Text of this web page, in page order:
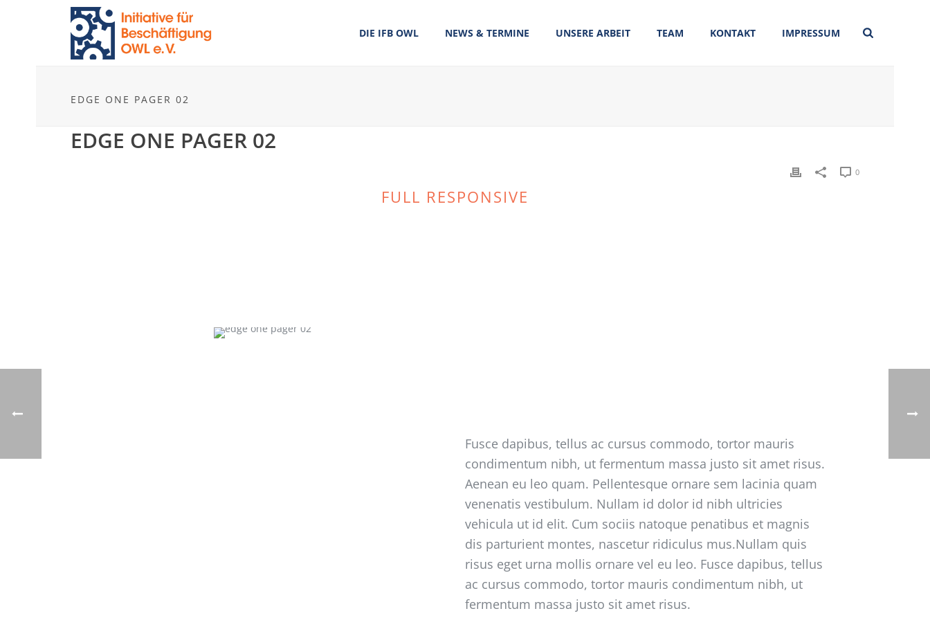
DIE IFB OWL NEWS & TERMINE UNSERE ARBEIT TEAM KONTAKT IMPRESSUM
EDGE ONE PAGER 02
EDGE ONE PAGER 02
0
FULL RESPONSIVE
Fusce dapibus, tellus ac cursus commodo, tortor mauris
condimentum nibh, ut fermentum massa justo sit amet risus.
Aenean eu leo quam. Pellentesque ornare sem lacinia quam
venenatis vestibulum. Nullam id dolor id nibh ultricies
vehicula ut id elit. Cum sociis natoque penatibus et magnis
dis parturient montes, nascetur ridiculus mus.Nullam quis
risus eget urna mollis ornare vel eu leo. Fusce dapibus, tellus
ac cursus commodo, tortor mauris condimentum nibh, ut
fermentum massa justo sit amet risus.